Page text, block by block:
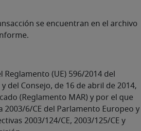
se encuentran en el archivo
Reglamento (UE) 596/2014 del
del Consejo, de 16 de abril de 2014,
(Reglamento MAR) y por el que
2003/6/CE del Parlamento Europeo y
2003/124/CE, 2003/125/CE y